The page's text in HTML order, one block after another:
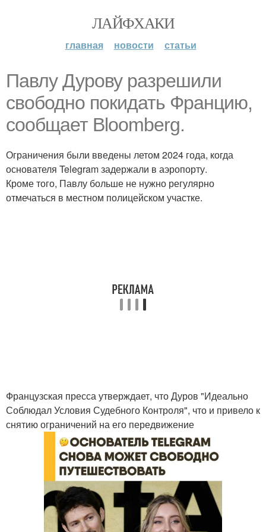
ЛАЙФХАКИ
главная новости статьи
Павлу Дурову разрешили
свободно покидать Францию,
сообщает Bloomberg.
Ограничения были введены летом 2024 года, когда
основателя Telegram задержали в аэропорту.
Кроме того, Павлу больше не нужно регулярно
отмечаться в местном полицейском участке.
Французская пресса утверждает, что Дуров "Идеально
Соблюдал Условия Судебного Контроля", что и привело к
снятию ограничений на его передвижение